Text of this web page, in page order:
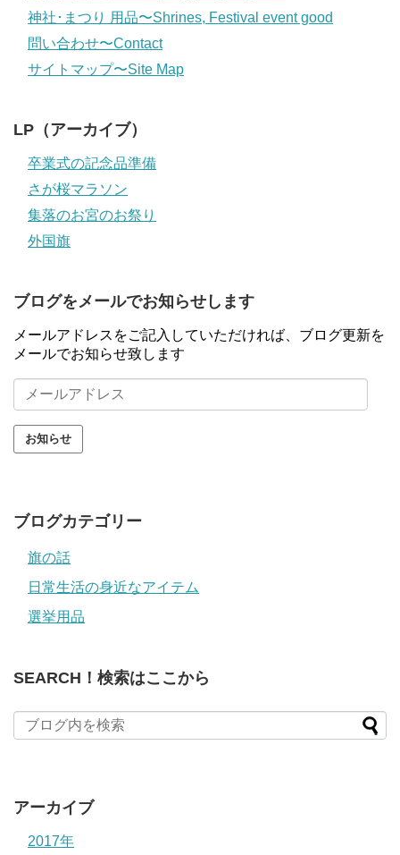
神社･まつり 用品〜Shrines, Festival event good
問い合わせ〜Contact
サイトマップ〜Site Map
LP（アーカイブ）
卒業式の記念品準備
さが桜マラソン
集落のお宮のお祭り
外国旗
ブログをメールでお知らせします
メールアドレスをご記入していただければ、ブログ更新を
メールでお知らせ致します
ー
ル
ア
ブログカテゴリー
旗の話
日常生活の身近なアイテム
選挙用品
SEARCH！検索はここから
アーカイブ
2017年